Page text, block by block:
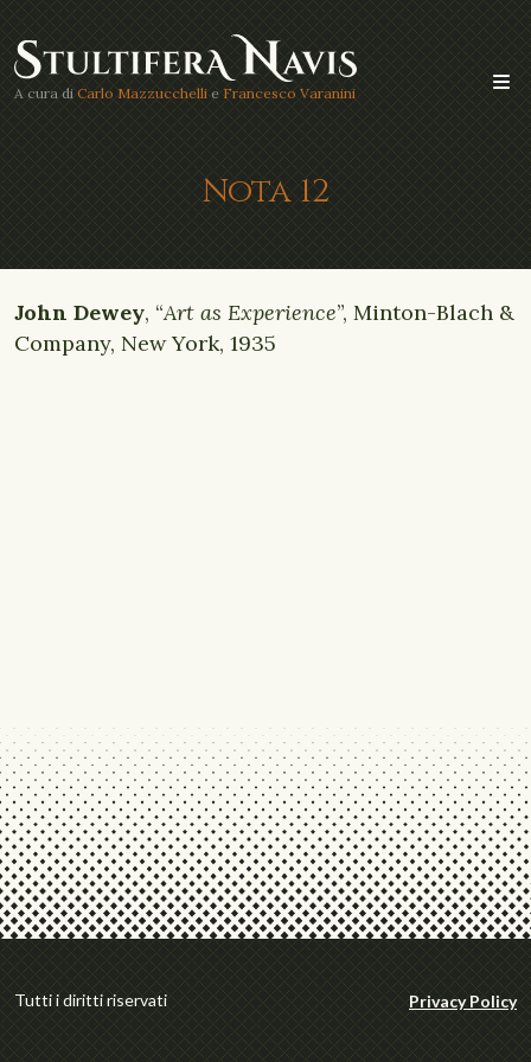
A cura di Carlo Mazzucchelli e Francesco Varanini
Nota 12
John Dewey, “Art as Experience”, Minton-Blach &
Company, New York, 1935
Tutti i diritti riservati Privacy Policy